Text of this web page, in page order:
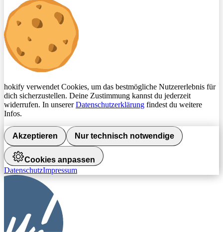
hokify verwendet Cookies, um das bestmögliche Nutzererlebnis für
dich sicherzustellen. Deine Zustimmung kannst du jederzeit
widerrufen. In unsererDatenschutzerklärung findest du weitere
Infos.
Akzeptieren Nur technisch notwendige
Cookies anpassen
DatenschutzImpressum